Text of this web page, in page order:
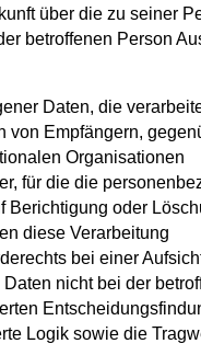
über die zu seiner
betroffenen Person
Daten, die
von Empfängern,
Organisationen
für die die
Berichtigung oder
diese Verarbeitung
bei einer
nicht bei der
Logik sowie die